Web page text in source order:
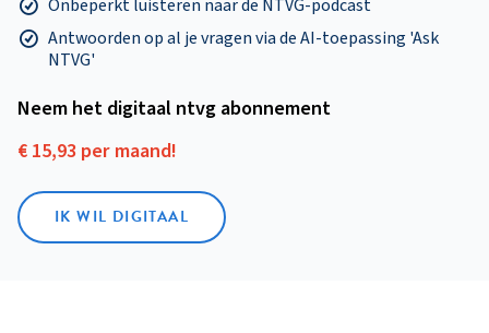
Onbeperkt luisteren naar de NTVG-podcast
Antwoorden op al je vragen via de AI-toepassing 'Ask
NTVG'
Neem het digitaal ntvg abonnement
€ 15,93 per maand!
IK WIL DIGITAAL